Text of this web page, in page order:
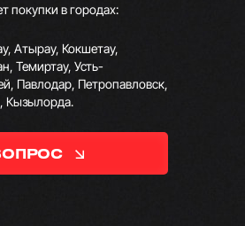
покупки в городах:
Атырау, Кокшетау,
Темиртау, Усть-
Павлодар, Петропавловск,
Кызылорда.